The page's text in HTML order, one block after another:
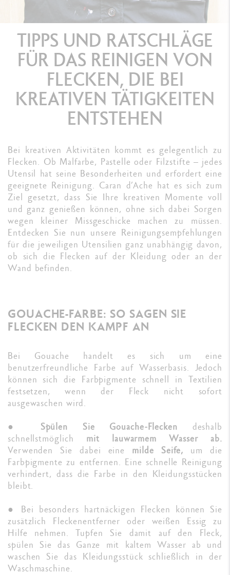
TIPPS UND RATSCHLÄGE
FÜR DAS REINIGEN VON
FLECKEN, DIE BEI
KREATIVEN TÄTIGKEITEN
ENTSTEHEN
Bei kreativen Aktivitäten kommt es gelegentlich zu
Flecken. Ob Malfarbe, Pastelle oder Filzstifte – jedes
Utensil hat seine Besonderheiten und erfordert eine
geeignete Reinigung. Caran d’Ache hat es sich zum
Ziel gesetzt, dass Sie Ihre kreativen Momente voll
und ganz genießen können, ohne sich dabei Sorgen
wegen kleiner Missgeschicke machen zu müssen.
Entdecken Sie nun unsere Reinigungsempfehlungen
für die jeweiligen Utensilien ganz unabhängig davon,
ob sich die Flecken auf der Kleidung oder an der
Wand befinden.
GOUACHE-FARBE: SO SAGEN SIE
FLECKEN DEN KAMPF AN
Bei Gouache handelt es sich um eine
benutzerfreundliche Farbe auf Wasserbasis. Jedoch
können sich die Farbpigmente schnell in Textilien
festsetzen, wenn der Fleck nicht sofort
ausgewaschen wird.
● Spülen Sie Gouache-Flecken deshalb
schnellstmöglich mit lauwarmem Wasser ab.
Verwenden Sie dabei eine milde Seife, um die
Farbpigmente zu entfernen. Eine schnelle Reinigung
verhindert, dass die Farbe in den Kleidungsstücken
bleibt.
● Bei besonders hartnäckigen Flecken können Sie
zusätzlich Fleckenentferner oder weißen Essig zu
Hilfe nehmen. Tupfen Sie damit auf den Fleck,
spülen Sie das Ganze mit kaltem Wasser ab und
waschen Sie das Kleidungsstück schließlich in der
Waschmaschine.